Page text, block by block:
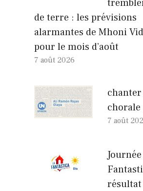
de terre : les prévisions
alarmantes de Mhoni
pour le mois d’août
7 août 2026
chorale
7 août
Journée